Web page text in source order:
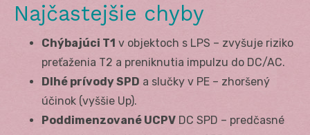
Najčastejšie chyby
Chýbajúci T1 v objektoch s LPS – zvyšuje riziko
preťaženia T2 a preniknutia impulzu do DC/AC.
Dlhé prívody SPD a slučky v PE – zhoršený
účinok (vyššie Up).
Poddimenzované UCPV DC SPD – predčasné